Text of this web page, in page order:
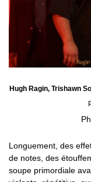
Hugh Ragin, Trishawn
Longuement, des
de notes, des
soupe primordiale